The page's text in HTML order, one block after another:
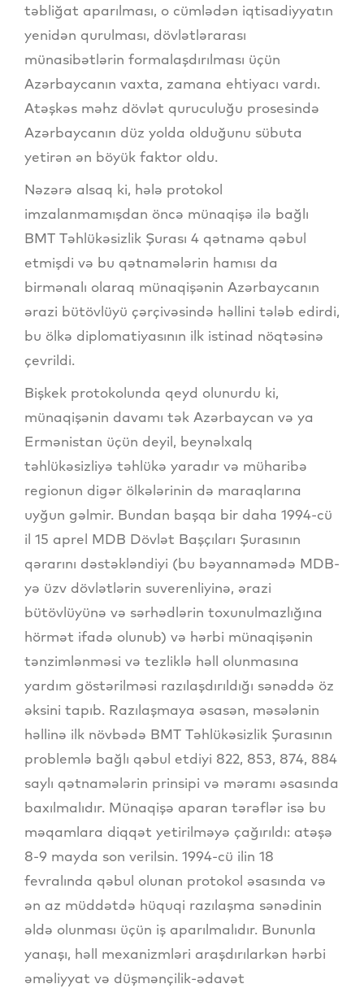
təbliğat aparılması, o cümlədən iqtisadiyyatın
yenidən qurulması, dövlətlərarası
münasibətlərin formalaşdırılması üçün
Azərbaycanın vaxta, zamana ehtiyacı vardı.
Atəşkəs məhz dövlət quruculuğu prosesində
Azərbaycanın düz yolda olduğunu sübuta
yetirən ən böyük faktor oldu.
Nəzərə alsaq ki, hələ protokol
imzalanmamışdan öncə münaqişə ilə bağlı
BMT Təhlükəsizlik Şurası 4 qətnamə qəbul
etmişdi və bu qətnamələrin hamısı da
birmənalı olaraq münaqişənin Azərbaycanın
ərazi bütövlüyü çərçivəsində həllini tələb edirdi,
bu ölkə diplomatiyasının ilk istinad nöqtəsinə
çevrildi.
Bişkek protokolunda qeyd olunurdu ki,
münaqişənin davamı tək Azərbaycan və ya
Ermənistan üçün deyil, beynəlxalq
təhlükəsizliyə təhlükə yaradır və müharibə
regionun digər ölkələrinin də maraqlarına
uyğun gəlmir. Bundan başqa bir daha 1994-cü
il 15 aprel MDB Dövlət Başçıları Şurasının
qərarını dəstəkləndiyi (bu bəyannamədə MDB-
yə üzv dövlətlərin suverenliyinə, ərazi
bütövlüyünə və sərhədlərin toxunulmazlığına
hörmət ifadə olunub) və hərbi münaqişənin
tənzimlənməsi və tezliklə həll olunmasına
yardım göstərilməsi razılaşdırıldığı sənəddə öz
əksini tapıb. Razılaşmaya əsasən, məsələnin
həllinə ilk növbədə BMT Təhlükəsizlik Şurasının
problemlə bağlı qəbul etdiyi 822, 853, 874, 884
saylı qətnamələrin prinsipi və məramı əsasında
baxılmalıdır. Münaqişə aparan tərəflər isə bu
məqamlara diqqət yetirilməyə çağırıldı: atəşə
8-9 mayda son verilsin. 1994-cü ilin 18
fevralında qəbul olunan protokol əsasında və
ən az müddətdə hüquqi razılaşma sənədinin
əldə olunması üçün iş aparılmalıdır. Bununla
yanaşı, həll mexanizmləri araşdırılarkən hərbi
əməliyyat və düşmənçilik-ədavət